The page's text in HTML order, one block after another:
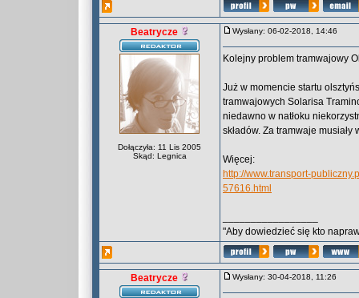
Beatrycze
Dołączyła: 11 Lis 2005
Skąd: Legnica
Wysłany: 06-02-2018, 14:46
Kolejny problem tramwajowy
Już w momencie startu
tramwajowych Solarisa
niedawno w natłoku
składów. Za tramwaje musiały
Więcej:
http://www.transport-
57616.html
"Aby dowiedzieć się kto
Beatrycze Wysłany: 30-04-2018, 11:26